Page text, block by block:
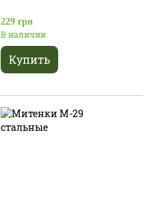
229 грн
В наличии
Купить